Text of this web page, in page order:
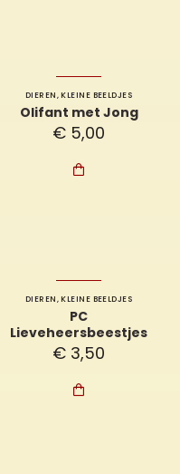
DIEREN,KLEINE BEELDJES
Olifant met Jong
€ 5,00

DIEREN,KLEINE BEELDJES
PC
Lieveheersbeestjes
€ 3,50
